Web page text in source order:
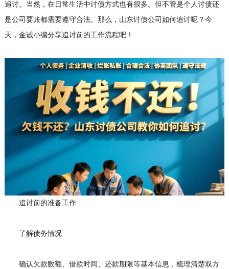
追讨。当然，在日常生活中讨债方式也有很多。但不管是个人讨债还
是公司要账都需要遵守合法。那么，山东讨债公司 如何追讨呢？今
天，金诚小编分享追讨前的工作流程吧！
追讨前的准备工作
了解债务情况
确认欠款数额、借款时间、还款期限等基本信息，梳理清楚双方